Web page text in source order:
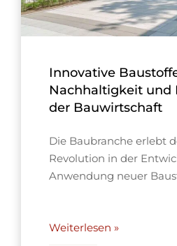
Innovative
Nachhaltigkeit und
der Bauwirtschaft
Die Baubranche erlebt
Revolution in der
Anwendung neuer
Weiterlesen »